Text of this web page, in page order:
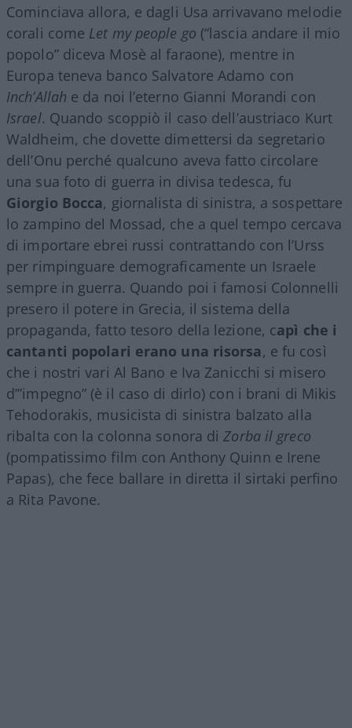
Cominciava allora, e dagli Usa arrivavano melodie
corali come Let my people go (“lascia andare il mio
popolo” diceva Mosè al faraone), mentre in
Europa teneva banco Salvatore Adamo con
Inch’Allah e da noi l’eterno Gianni Morandi con
Israel. Quando scoppiò il caso dell’austriaco Kurt
Waldheim, che dovette dimettersi da segretario
dell’Onu perché qualcuno aveva fatto circolare
una sua foto di guerra in divisa tedesca, fu
Giorgio Bocca, giornalista di sinistra, a sospettare
lo zampino del Mossad, che a quel tempo cercava
di importare ebrei russi contrattando con l’Urss
per rimpinguare demograficamente un Israele
sempre in guerra. Quando poi i famosi Colonnelli
presero il potere in Grecia, il sistema della
propaganda, fatto tesoro della lezione, capì che i
cantanti popolari erano una risorsa, e fu così
che i nostri vari Al Bano e Iva Zanicchi si misero
d’”impegno” (è il caso di dirlo) con i brani di Mikis
Tehodorakis, musicista di sinistra balzato alla
ribalta con la colonna sonora diZorba il greco
(pompatissimo film con Anthony Quinn e Irene
Papas), che fece ballare in diretta il sirtaki perfino
a Rita Pavone.